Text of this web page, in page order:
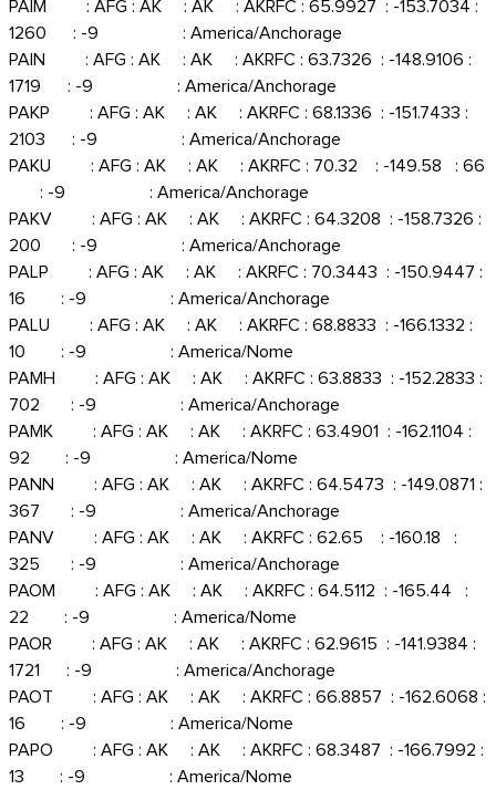
PAIM : AFG : AK : AK : AKRFC : 65.9927 : -153.7034 :
1260 : -9 : America/Anchorage
PAIN : AFG : AK : AK : AKRFC : 63.7326 : -148.9106 :
1719 : -9 : America/Anchorage
PAKP : AFG : AK : AK : AKRFC : 68.1336 : -151.7433 :
2103 : -9 : America/Anchorage
PAKU : AFG : AK : AK : AKRFC : 70.32 : -149.58 : 66
: -9 : America/Anchorage
PAKV : AFG : AK : AK : AKRFC : 64.3208 : -158.7326 :
200 : -9 : America/Anchorage
PALP : AFG : AK : AK : AKRFC : 70.3443 : -150.9447 :
16 : -9 : America/Anchorage
PALU : AFG : AK : AK : AKRFC : 68.8833 : -166.1332 :
10 : -9 : America/Nome
PAMH : AFG : AK : AK : AKRFC : 63.8833 : -152.2833 :
702 : -9 : America/Anchorage
PAMK : AFG : AK : AK : AKRFC : 63.4901 : -162.1104 :
92 : -9 : America/Nome
PANN : AFG : AK : AK : AKRFC : 64.5473 : -149.0871 :
367 : -9 : America/Anchorage
PANV : AFG : AK : AK : AKRFC : 62.65 : -160.18 :
325 : -9 : America/Anchorage
PAOM : AFG : AK : AK : AKRFC : 64.5112 : -165.44 :
22 : -9 : America/Nome
PAOR : AFG : AK : AK : AKRFC : 62.9615 : -141.9384 :
1721 : -9 : America/Anchorage
PAOT : AFG : AK : AK : AKRFC : 66.8857 : -162.6068 :
16 : -9 : America/Nome
PAPO : AFG : AK : AK : AKRFC : 68.3487 : -166.7992 :
13 : -9 : America/Nome